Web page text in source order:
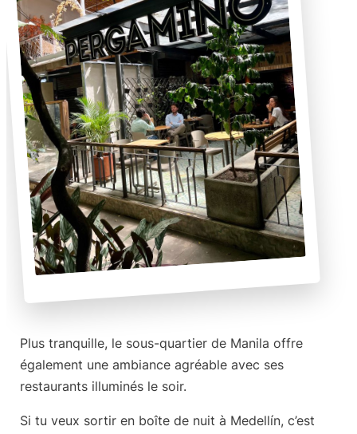
Plus tranquille, le sous-quartier de Manila offre
également une ambiance agréable avec ses
restaurants illuminés le soir.
Si tu veux sortir en boîte de nuit à Medellín, c’est